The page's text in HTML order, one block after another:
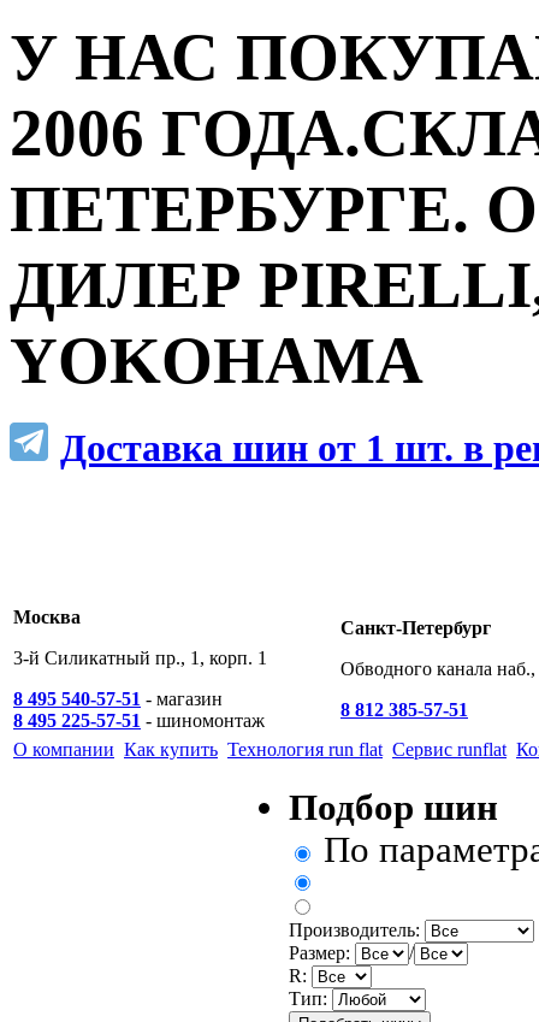
У НАС
2006
ПЕТЕРБУРГЕ.
ДИЛЕР
YOKOHAMA
Доставка шин от 1 шт. в
Москва
3-й Силикатный пр., 1, корп. 1
8 495 540-57-51 - магазин
8 495 225-57-51 - шиномонтаж
Санкт-Петербург
Обводного канала
8 812 385-57-51
О компании Как купить Технология run flat Сервис runflat
Подбор шин
По
Производитель:
Размер:
/
R:
Тип: